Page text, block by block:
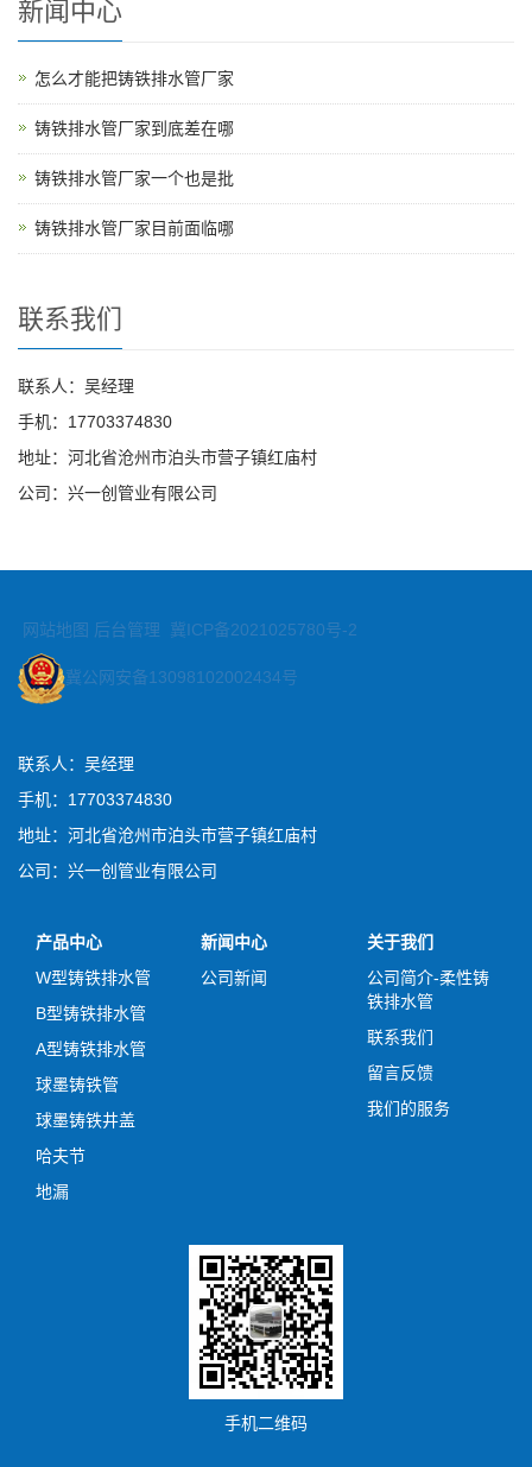
新闻中心
怎么才能把铸铁排水管厂家
铸铁排水管厂家到底差在哪
铸铁排水管厂家一个也是批
铸铁排水管厂家目前面临哪
联系我们
联系人：吴经理
手机：17703374830
地址：河北省沧州市泊头市营子镇红庙村
公司：兴一创管业有限公司
网站地图 后台管理 冀ICP备2021025780号-2
冀公网安备13098102002434号
联系人：吴经理
手机：17703374830
地址：河北省沧州市泊头市营子镇红庙村
公司：兴一创管业有限公司
产品中心
W型铸铁排水管
B型铸铁排水管
A型铸铁排水管
球墨铸铁管
球墨铸铁井盖
哈夫节
地漏
新闻中心
公司新闻
关于我们
公司简介-柔性铸
铁排水管
联系我们
留言反馈
我们的服务
手机二维码